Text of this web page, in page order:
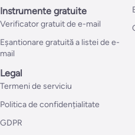
Instrumente gratuite
Verificator gratuit de e-mail
Eșantionare gratuită a listei de e-
mail
Legal
Termeni de serviciu
Politica de confidențialitate
GDPR